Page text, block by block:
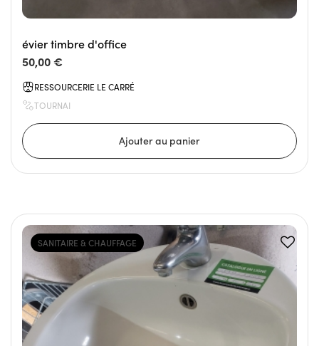
évier timbre d'office
50,00 €
RESSOURCERIE LE CARRÉ
TOURNAI
SANITAIRE & CHAUFFAGE